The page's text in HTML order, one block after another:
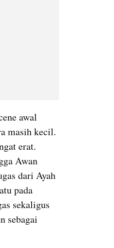
awal
masih kecil.
erat.
Awan
dari Ayah
pada
sekaligus
sebagai